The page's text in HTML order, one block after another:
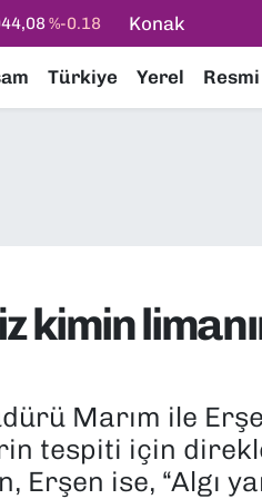
%0.18
%0.38
Konak
Türkiye Yerel
kimin
Marım ile
tespiti için
ise, “Algı